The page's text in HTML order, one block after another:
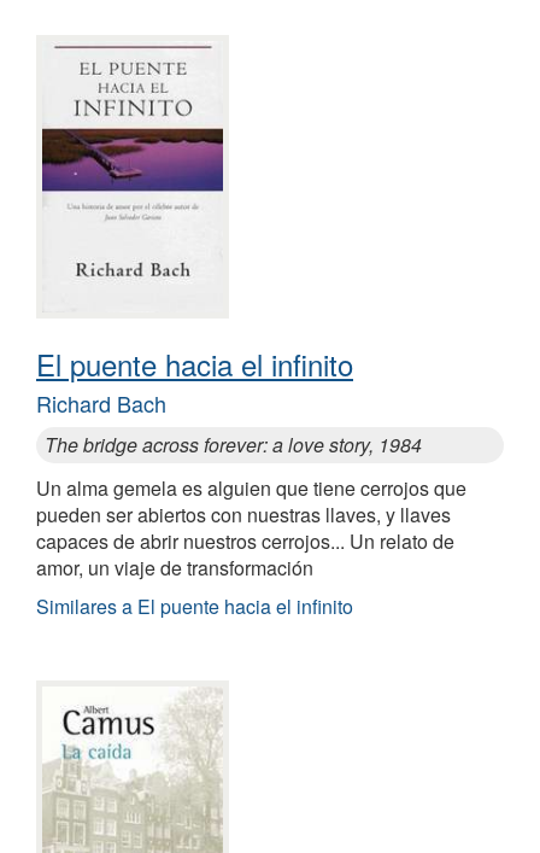
El puente hacia el infinito
Richard Bach
The bridge across forever: a love story, 1984
Un alma gemela es alguien que tiene cerrojos que
pueden ser abiertos con nuestras llaves, y llaves
capaces de abrir nuestros cerrojos... Un relato de
amor, un viaje de transformación
Similares a El puente hacia el infinito